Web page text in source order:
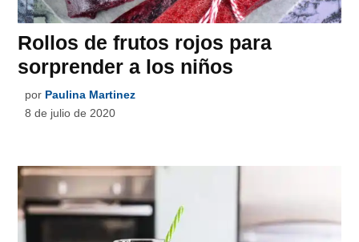
Rollos de frutos rojos para
sorprender a los niños
por Paulina Martinez
8 de julio de 2020